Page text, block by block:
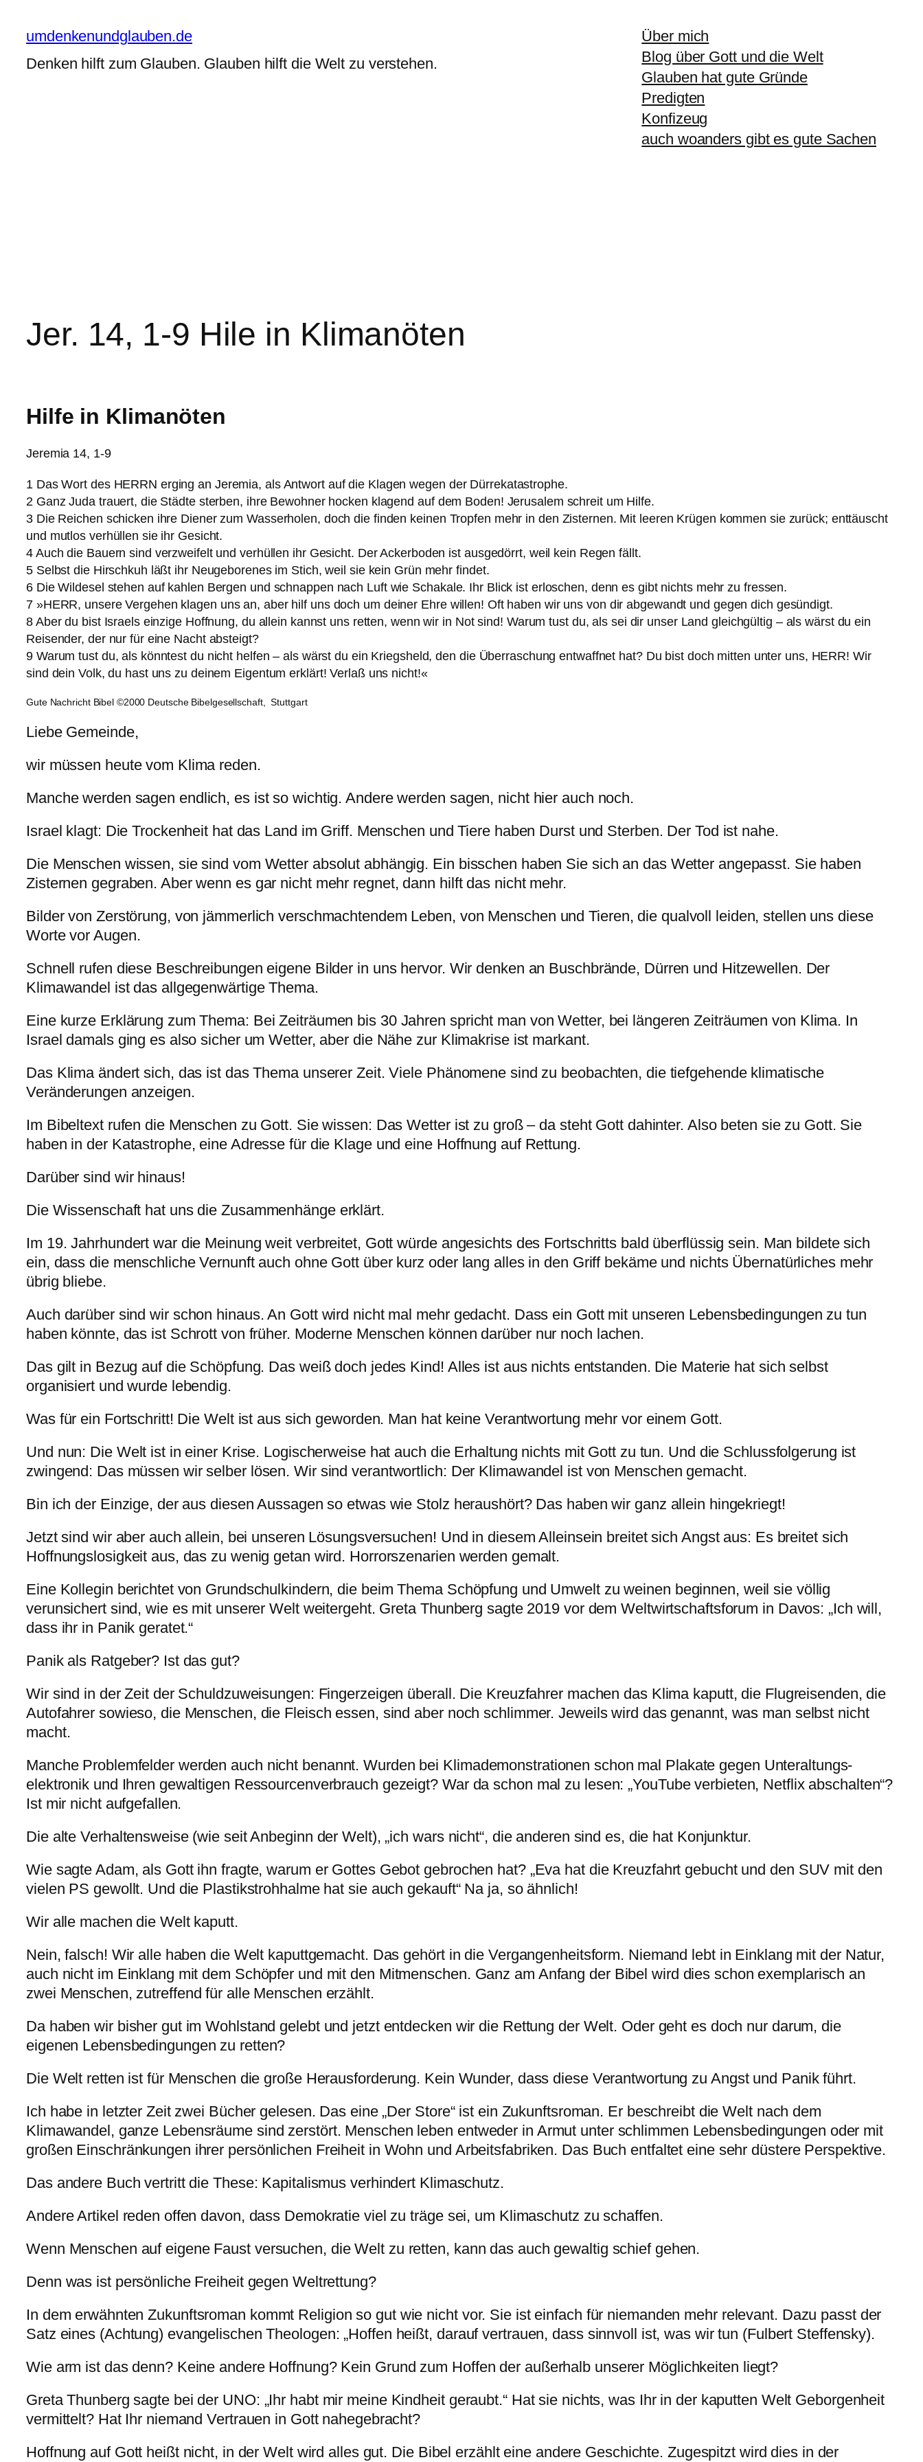
Inhalt
springen
umdenkenundglauben.de
Denken hilft zum Glauben. Glauben hilft die Welt zu verstehen.
Über mich
Blog über Gott und die Welt
Glauben hat gute Gründe
Predigten
Konfizeug
auch woanders gibt es gute Sachen
Jer. 14, 1-9 Hile in Klimanöten
Hilfe in Klimanöten
Jeremia 14, 1-9
1 Das Wort des HERRN erging an Jeremia, als Antwort auf die Klagen wegen der Dürrekatastrophe.
2 Ganz Juda trauert, die Städte sterben, ihre Bewohner hocken klagend auf dem Boden! Jerusalem schreit um Hilfe.
3 Die Reichen schicken ihre Diener zum Wasserholen, doch die finden keinen Tropfen mehr in den Zisternen. Mit leeren Krügen kommen sie zurück; enttäuscht
und mutlos verhüllen sie ihr Gesicht.
4 Auch die Bauern sind verzweifelt und verhüllen ihr Gesicht. Der Ackerboden ist ausgedörrt, weil kein Regen fällt.
5 Selbst die Hirschkuh läßt ihr Neugeborenes im Stich, weil sie kein Grün mehr findet.
6 Die Wildesel stehen auf kahlen Bergen und schnappen nach Luft wie Schakale. Ihr Blick ist erloschen, denn es gibt nichts mehr zu fressen.
7 »HERR, unsere Vergehen klagen uns an, aber hilf uns doch um deiner Ehre willen! Oft haben wir uns von dir abgewandt und gegen dich gesündigt.
8 Aber du bist Israels einzige Hoffnung, du allein kannst uns retten, wenn wir in Not sind! Warum tust du, als sei dir unser Land gleichgültig – als wärst du ein
Reisender, der nur für eine Nacht absteigt?
9 Warum tust du, als könntest du nicht helfen – als wärst du ein Kriegsheld, den die Überraschung entwaffnet hat? Du bist doch mitten unter uns, HERR! Wir
sind dein Volk, du hast uns zu deinem Eigentum erklärt! Verlaß uns nicht!«
Gute Nachricht Bibel ©2000 Deutsche Bibelgesellschaft, Stuttgart
Liebe Gemeinde,
wir müssen heute vom Klima reden.
Manche werden sagen endlich, es ist so wichtig. Andere werden sagen, nicht hier auch noch.
Israel klagt: Die Trockenheit hat das Land im Griff. Menschen und Tiere haben Durst und Sterben. Der Tod ist nahe.
Die Menschen wissen, sie sind vom Wetter absolut abhängig. Ein bisschen haben Sie sich an das Wetter angepasst. Sie haben
Zisternen gegraben. Aber wenn es gar nicht mehr regnet, dann hilft das nicht mehr.
Bilder von Zerstörung, von jämmerlich verschmachtendem Leben, von Menschen und Tieren, die qualvoll leiden, stellen uns diese
Worte vor Augen.
Schnell rufen diese Beschreibungen eigene Bilder in uns hervor. Wir denken an Buschbrände, Dürren und Hitzewellen. Der
Klimawandel ist das allgegenwärtige Thema.
Eine kurze Erklärung zum Thema: Bei Zeiträumen bis 30 Jahren spricht man von Wetter, bei längeren Zeiträumen von Klima. In
Israel damals ging es also sicher um Wetter, aber die Nähe zur Klimakrise ist markant.
Das Klima ändert sich, das ist das Thema unserer Zeit. Viele Phänomene sind zu beobachten, die tiefgehende klimatische
Veränderungen anzeigen.
Im Bibeltext rufen die Menschen zu Gott. Sie wissen: Das Wetter ist zu groß – da steht Gott dahinter. Also beten sie zu Gott. Sie
haben in der Katastrophe, eine Adresse für die Klage und eine Hoffnung auf Rettung.
Darüber sind wir hinaus!
Die Wissenschaft hat uns die Zusammenhänge erklärt.
Im 19. Jahrhundert war die Meinung weit verbreitet, Gott würde angesichts des Fort­schritts bald überflüssig sein. Man bildete sich
ein, dass die menschliche Vernunft auch ohne Gott über kurz oder lang alles in den Griff bekäme und nichts Über­natürliches mehr
übrig bliebe.
Auch darüber sind wir schon hinaus. An Gott wird nicht mal mehr gedacht. Dass ein Gott mit unseren Lebensbedingungen zu tun
haben könnte, das ist Schrott von früher. Moderne Menschen können darüber nur noch lachen.
Das gilt in Bezug auf die Schöpfung. Das weiß doch jedes Kind! Alles ist aus nichts entstanden. Die Materie hat sich selbst
organisiert und wurde lebendig.
Was für ein Fortschritt! Die Welt ist aus sich geworden. Man hat keine Verantwortung mehr vor einem Gott.
Und nun: Die Welt ist in einer Krise. Logischerweise hat auch die Erhaltung nichts mit Gott zu tun. Und die Schlussfolgerung ist
zwingend: Das müssen wir selber lösen. Wir sind verantwortlich: Der Klimawandel ist von Menschen gemacht.
Bin ich der Einzige, der aus diesen Aussagen so etwas wie Stolz heraushört? Das haben wir ganz allein hingekriegt!
Jetzt sind wir aber auch allein, bei unseren Lösungsversuchen! Und in diesem Alleinsein breitet sich Angst aus: Es breitet sich
Hoffnungslosigkeit aus, das zu wenig getan wird. Horrorszenarien werden gemalt.
Eine Kollegin berichtet von Grundschulkindern, die beim Thema Schöpfung und Umwelt zu weinen beginnen, weil sie völlig
verunsichert sind, wie es mit unserer Welt weitergeht. Greta Thunberg sagte 2019 vor dem Weltwirtschaftsforum in Davos: „Ich will,
dass ihr in Panik geratet.“
Panik als Ratgeber? Ist das gut?
Wir sind in der Zeit der Schuldzuweisungen: Fingerzeigen überall. Die Kreuzfahrer machen das Klima kaputt, die Flugreisenden, die
Autofahrer sowieso, die Menschen, die Fleisch essen, sind aber noch schlimmer. Jeweils wird das genannt, was man selbst nicht
macht.
Manche Problemfelder werden auch nicht benannt. Wurden bei Klimademonstrationen schon mal Plakate gegen Unter­altungs­
elektronik und Ihren gewaltigen Ressourcenverbrauch gezeigt? War da schon mal zu lesen: „YouTube verbieten, Netflix abschal­ten“?
Ist mir nicht aufgefallen.
Die alte Verhaltensweise (wie seit Anbeginn der Welt), „ich wars nicht“, die anderen sind es, die hat Konjunktur.
Wie sagte Adam, als Gott ihn fragte, warum er Gottes Gebot gebrochen hat? „Eva hat die Kreuzfahrt gebucht und den SUV mit den
vielen PS gewollt. Und die Plastikstrohhalme hat sie auch gekauft“ Na ja, so ähnlich!
Wir alle machen die Welt kaputt.
Nein, falsch! Wir alle haben die Welt kaputtgemacht. Das gehört in die Vergangenheitsform. Niemand lebt in Einklang mit der Natur,
auch nicht im Einklang mit dem Schöpfer und mit den Mitmenschen. Ganz am Anfang der Bibel wird dies schon exemplarisch an
zwei Menschen, zutreffend für alle Menschen erzählt.
Da haben wir bisher gut im Wohlstand gelebt und jetzt entdecken wir die Rettung der Welt. Oder geht es doch nur darum, die
eigenen Lebensbedingungen zu retten?
Die Welt retten ist für Menschen die große Herausforderung. Kein Wunder, dass diese Verantwortung zu Angst und Panik führt.
Ich habe in letzter Zeit zwei Bücher gelesen. Das eine „Der Store“ ist ein Zukunftsroman. Er beschreibt die Welt nach dem
Klimawandel, ganze Lebensräume sind zerstört. Menschen leben entweder in Armut unter schlimmen Lebensbedingungen oder mit
großen Einschränkungen ihrer persönlichen Freiheit in Wohn und Arbeitsfabriken. Das Buch entfaltet eine sehr düstere Perspektive.
Das andere Buch vertritt die These: Kapitalismus verhindert Klimaschutz.
Andere Artikel reden offen davon, dass Demokratie viel zu träge sei, um Klimaschutz zu schaffen.
Wenn Menschen auf eigene Faust versuchen, die Welt zu retten, kann das auch gewaltig schief gehen.
Denn was ist persönliche Freiheit gegen Weltrettung?
In dem erwähnten Zukunftsroman kommt Religion so gut wie nicht vor. Sie ist einfach für niemanden mehr relevant. Dazu passt der
Satz eines (Achtung) evangelischen Theologen: „Hoffen heißt, darauf vertrauen, dass sinnvoll ist, was wir tun (Fulbert Steffensky).
Wie arm ist das denn? Keine andere Hoffnung? Kein Grund zum Hoffen der außerhalb unserer Möglichkeiten liegt?
Greta Thunberg sagte bei der UNO: „Ihr habt mir meine Kindheit geraubt.“ Hat sie nichts, was Ihr in der kaputten Welt Geborgenheit
vermittelt? Hat Ihr niemand Vertrauen in Gott nahegebracht?
Hoffnung auf Gott heißt nicht, in der Welt wird alles gut. Die Bibel erzählt eine andere Geschichte. Zugespitzt wird dies in der